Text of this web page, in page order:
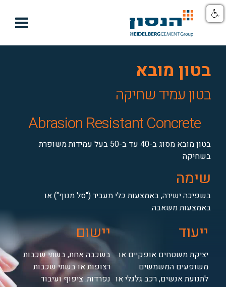

בטון מובא
בטון עמיד שחיקה
Abrasion Resistant Concrete
בטון מובא מסוג ב-40 עד ב-50 בעל עמידות משופרת
בשחיקה
שימה
בשפיכה ישירה, באמצעות כלי מעביר ("סל מנוף") או
באמצעות משאבה.
ייעוד יישום
יציקת משטחים אופקיים או
משופעים המשמשים
לתנועת אנשים, רכב גלגלי או
בשכבה אחת, בשתי שכבות
רצופות או בשתי שכבות
נפרדות. ציפוף ועיבוד